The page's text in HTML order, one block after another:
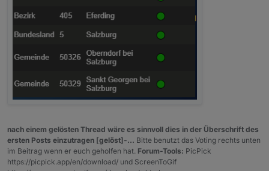
nach einem gelösten Thread wäre es sinnvoll dies in der Überschrift des
ersten Posts einzutragen [gelöst]-... Bitte benutzt das Voting rechts unten
im Beitrag wenn er euch geholfen hat. Forum-Tools: PicPick
https://picpick.app/en/download/ und ScreenToGif